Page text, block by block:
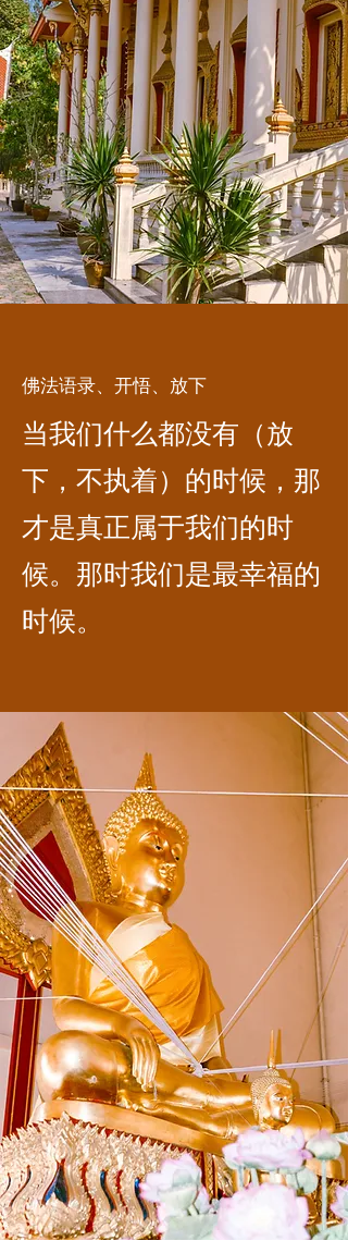
佛法语录、开悟、放下
当我们什么都没有（放
下，不执着）的时候，那
才是真正属于我们的时
候。那时我们是最幸福的
时候。